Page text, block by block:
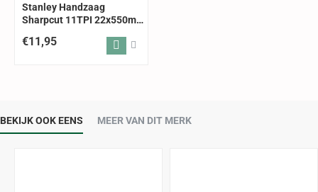
Stanley Handzaag
Sharpcut 11TPI 22x550mm
€11,95
BEKIJK OOK EENS MEER VAN DIT MERK